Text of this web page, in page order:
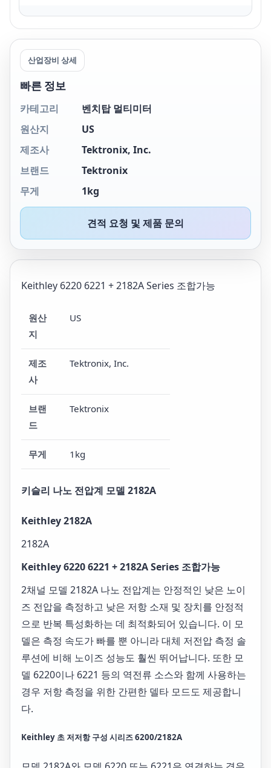
산업장비 상세
빠른 정보
카테고리
벤치탑 멀티미터
원산지
US
제조사
Tektronix, Inc.
브랜드
Tektronix
무게
1kg
견적 요청 및 제품 문의
Keithley 6220 6221 + 2182A Series 조합가능
원산
지
US
제조
사
Tektronix, Inc.
브랜
드
Tektronix
무게 1kg
키슬리 나노 전압계 모델 2182A
Keithley 2182A
2182A
Keithley 6220 6221 + 2182A Series 조합가능
2채널 모델 2182A 나노 전압계는 안정적인 낮은 노이
즈 전압을 측정하고 낮은 저항 소재 및 장치를 안정적
으로 반복 특성화하는 데 최적화되어 있습니다. 이 모
델은 측정 속도가 빠를 뿐 아니라 대체 저전압 측정 솔
루션에 비해 노이즈 성능도 훨씬 뛰어납니다. 또한 모
델 6220이나 6221 등의 역전류 소스와 함께 사용하는
경우 저항 측정을 위한 간편한 델타 모드도 제공합니
다.
Keithley 초 저저항 구성 시리즈 6200/2182A